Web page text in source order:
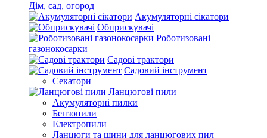
Дім, сад, огород
Акумуляторні сікатори
Обприскувачі
Роботизовані
газонокосарки
Садові трактори
Садовий інструмент
Секатори
Ланцюгові пили
Акумуляторні пилки
Бензопили
Електропили
Ланцюги та шини для ланцюгових пил